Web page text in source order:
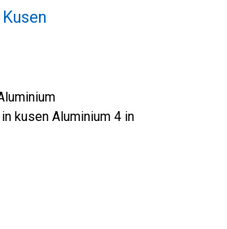
kusen Aluminium 4 in